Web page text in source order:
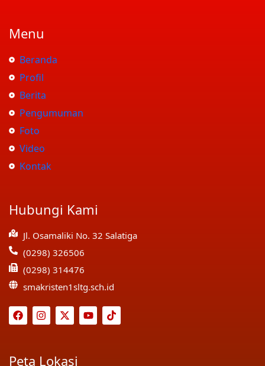
Menu
Beranda
Profil
Berita
Pengumuman
Foto
Video
Kontak
Hubungi Kami
Jl. Osamaliki No. 32 Salatiga
(0298) 326506
(0298) 314476
smakristen1sltg.sch.id
Peta Lokasi